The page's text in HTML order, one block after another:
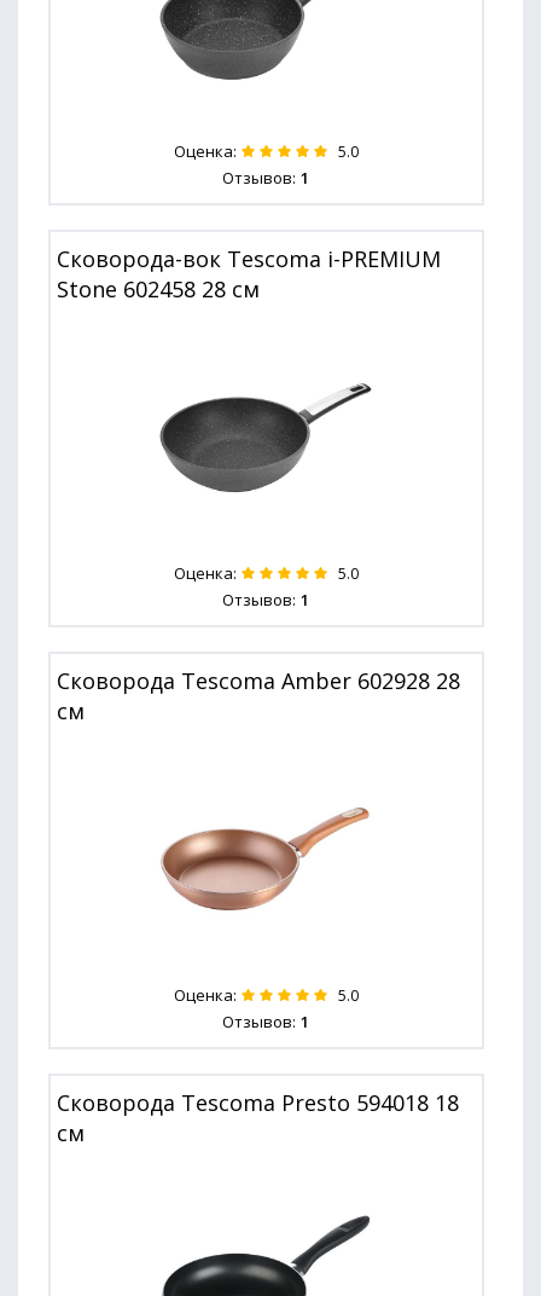
Оценка: 5.0
Отзывов: 1
Сковорода-вок Tescoma i-PREMIUM
Stone 602458 28 см
Оценка: 5.0
Отзывов: 1
Сковорода Tescoma Amber 602928 28
см
Оценка: 5.0
Отзывов: 1
Сковорода Tescoma Presto 594018 18
см